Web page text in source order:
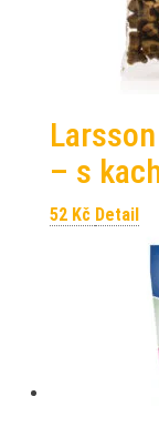
– s
52 Kč Detail